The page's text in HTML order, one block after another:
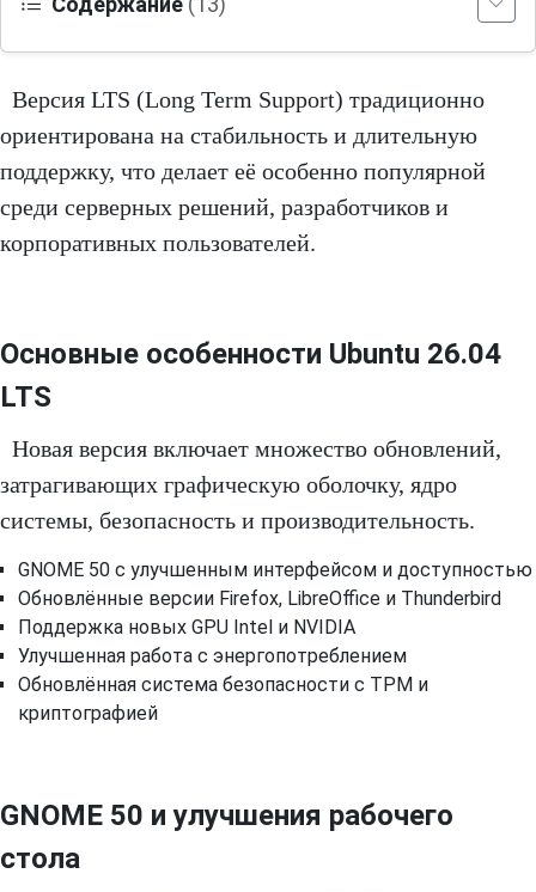
Версия LTS (Long Term Support) традиционно
ориентирована на стабильность и длительную
поддержку, что делает её особенно популярной
среди серверных решений, разработчиков и
корпоративных пользователей.
Основные особенности Ubuntu 26.04
LTS
Новая версия включает множество обновлений,
затрагивающих графическую оболочку, ядро
системы, безопасность и производительность.
GNOME 50 с улучшенным интерфейсом и доступностью
Обновлённые версии Firefox, LibreOffice и Thunderbird
Поддержка новых GPU Intel и NVIDIA
Улучшенная работа с энергопотреблением
Обновлённая система безопасности с TPM и
криптографией
GNOME 50 и улучшения рабочего
стола